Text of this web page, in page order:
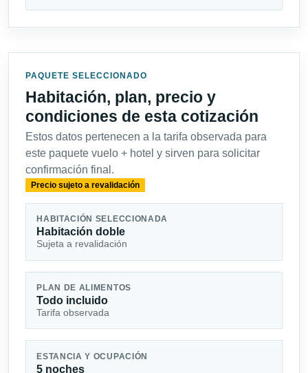
PAQUETE SELECCIONADO
Habitación, plan, precio y
condiciones de esta cotización
Estos datos pertenecen a la tarifa observada para
este paquete vuelo + hotel y sirven para solicitar
confirmación final.
Precio sujeto a revalidación
HABITACIÓN SELECCIONADA
Habitación doble
Sujeta a revalidación
PLAN DE ALIMENTOS
Todo incluido
Tarifa observada
ESTANCIA Y OCUPACIÓN
5 noches